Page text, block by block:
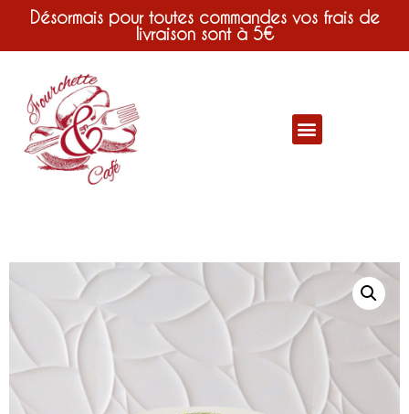
Désormais pour toutes commandes vos frais de
livraison sont à 5€